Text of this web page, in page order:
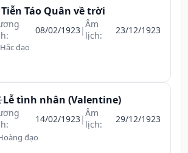
Tiễn Táo Quân về trời
08/02/1923|Âm
lịch:
23/12/1923
Hắc đạo
Lễ tình nhân (Valentine)
14/02/1923|Âm
lịch:
29/12/1923
đạo